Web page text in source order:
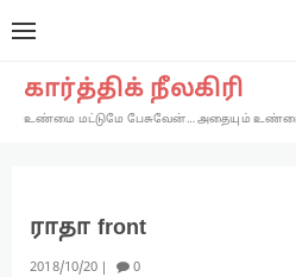
கார்த்திக் நீலகிரி
உண்மை மட்டுமே பேசுவேன்… அதையும்
ராதா front
2018 10 20 0